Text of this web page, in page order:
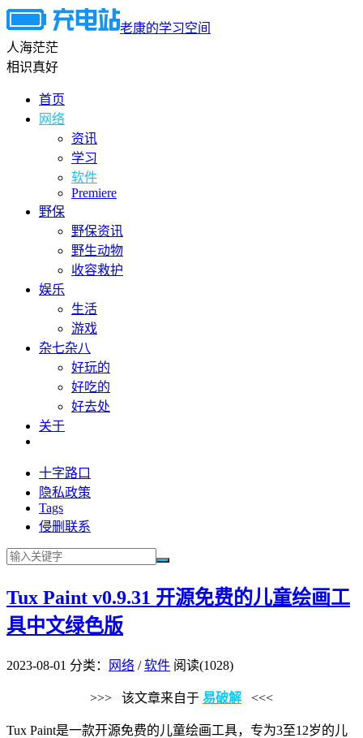
老康的学习空间
人海茫茫
相识真好
首页
网络
资讯
学习
软件
Premiere
野保
野保资讯
野生动物
收容救护
娱乐
生活
游戏
杂七杂八
好玩的
好吃的
好去处
关于
十字路口
隐私政策
Tags
侵删联系
Tux Paint v0.9.31 开源免费的儿童绘画工
具中文绿色版
2023-08-01 分类： 网络 /软件 阅读(1028)
>>> 该文章来自于 易破解 <<<
Tux Paint是一款开源免费的儿童绘画工具，专为3至12岁的儿